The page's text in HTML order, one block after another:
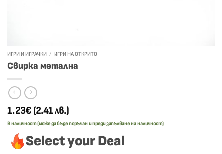
ИГРИ И ИГРАЧКИ / ИГРИ НА ОТКРИТО
Свирка метална
1.23€ (2.41 лв.)
В наличност (може да бъде поръчан и преди запълване на наличност)
Select your Deal